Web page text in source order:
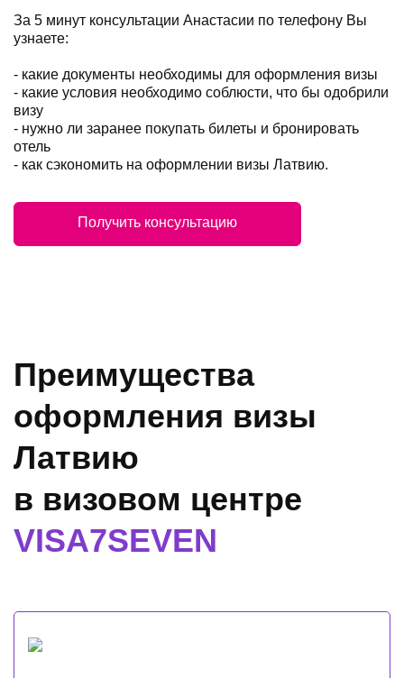
За 5 минут консультации Анастасии по телефону Вы
узнаете:
- какие документы необходимы для оформления визы
- какие условия необходимо соблюсти, что бы одобрили
визу
- нужно ли заранее покупать билеты и бронировать
отель
- как сэкономить на оформлении визы Латвию.
Получить консультацию
Преимущества
оформления визы
Латвию
в визовом центре
VISA7SEVEN